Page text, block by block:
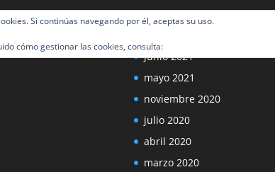
Si continúas navegando por él, aceptas su uso.
cómo gestionar las cookies, consulta:
agosto 2021
junio 2021
mayo 2021
noviembre 2020
julio 2020
abril 2020
marzo 2020